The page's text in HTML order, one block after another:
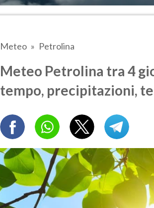
Meteo Petrolina
Meteo Petrolina tra 4
tempo, precipitazioni,